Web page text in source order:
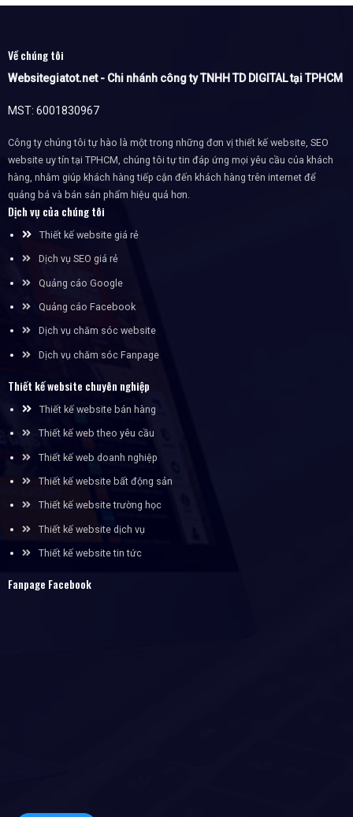
Về chúng tôi
Websitegiatot.net - Chi nhánh công ty TNHH TD DIGITAL tại TPHCM
MST: 6001830967
Công ty chúng tôi tự hào là một trong những đơn vị thiết kế website, SEO
website uy tín tại TPHCM, chúng tôi tự tin đáp ứng mọi yêu cầu của khách
hàng, nhằm giúp khách hàng tiếp cận đến khách hàng trên internet để
quảng bá và bán sản phẩm hiệu quả hơn.
Dịch vụ của chúng tôi
Thiết kế website giá rẻ
Dịch vụ SEO giá rẻ
Quảng cáo Google
Quảng cáo Facebook
Dịch vụ chăm sóc website
Dịch vụ chăm sóc Fanpage
Thiết kế website chuyên nghiệp
Thiết kế website bán hàng
Thiết kế web theo yêu cầu
Thiết kế web doanh nghiệp
Thiết kế website bất động sản
Thiết kế website trường học
Thiết kế website dịch vụ
Thiết kế website tin tức
Fanpage Facebook